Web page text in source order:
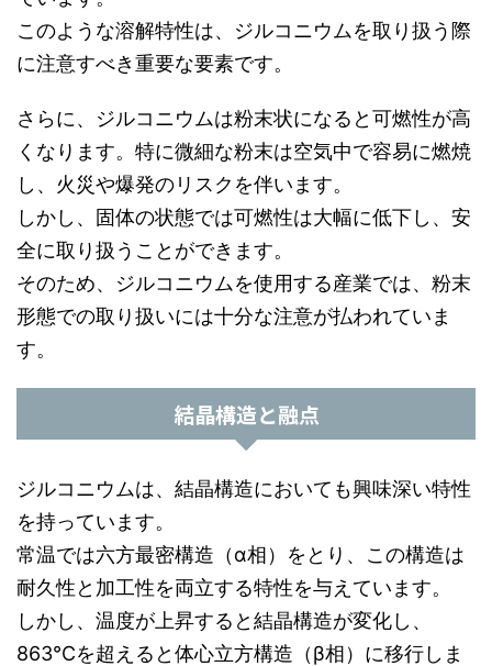
このような溶解特性は、ジルコニウムを取り扱う際
に注意すべき重要な要素です。
さらに、ジルコニウムは粉末状になると可燃性が高
くなります。特に微細な粉末は空気中で容易に燃焼
し、火災や爆発のリスクを伴います。
しかし、固体の状態では可燃性は大幅に低下し、安
全に取り扱うことができます。
そのため、ジルコニウムを使用する産業では、粉末
形態での取り扱いには十分な注意が払われていま
す。
結晶構造と融点
ジルコニウムは、結晶構造においても興味深い特性
を持っています。
常温では六方最密構造（α相）をとり、この構造は
耐久性と加工性を両立する特性を与えています。
しかし、温度が上昇すると結晶構造が変化し、
863°Cを超えると体心立方構造（β相）に移行しま